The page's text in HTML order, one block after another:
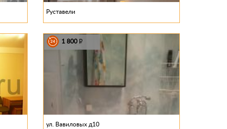
Руставели
ул. Вавиловых д10
1 800 P